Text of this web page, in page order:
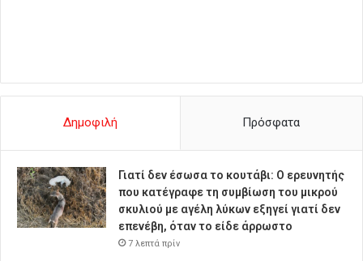
Δημοφιλή Πρόσφατα
Γιατί δεν έσωσα το κουτάβι: Ο ερευνητής
που κατέγραφε τη συμβίωση του μικρού
σκυλιού με αγέλη λύκων εξηγεί γιατί δεν
επενέβη, όταν το είδε άρρωστο
7 λεπτά πρίν